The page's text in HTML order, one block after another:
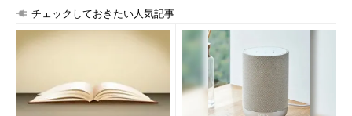
す。IEおよびプロキシを使っていない人はこれを選択してくださ
ど）を使ってサーバに接続します。接続できる可能性が最も高い
選択です。［Use HTTP/FTP Proxy］は、企業内などからプロキ
シサーバを経由してサーバに接続します。プロキシサーバのホス
ト名またはIPアドレスとPort番号を入力しなければなりません。
チェックしておきたい人気記事